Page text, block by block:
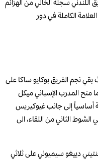
اللندني سجله الخالي من الهزائم
الكاملة في دور
نجم الفريق بوكايو ساكا على
منح المدرب الإسباني ميكل
أساسياً إلى جانب غيوكيريس
الشوط الثاني من اللقاء، الى
دييغو سيميوني على ثلاثي